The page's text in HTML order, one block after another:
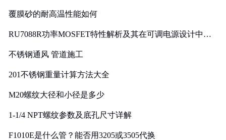
覆膜砂的耐高温性能如何
RU7088R功率MOSFET特性解析及其在可调电源设计中的
不锈钢通风 管道施工
201不锈钢重量计算方法大全
M20螺纹大径和小径是多少
1-1/4 NPT螺纹参数及底孔尺寸详解
F1010E是什么管？能否用3205或3505代换